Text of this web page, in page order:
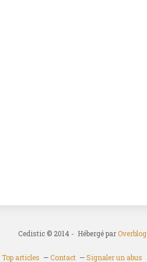
Cedistic © 2014 - Hébergé parOverblog
Top articles Contact Signaler un abus